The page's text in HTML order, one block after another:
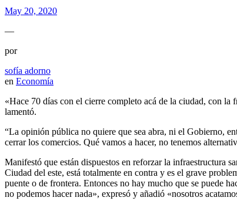
May 20, 2020
—
por
sofía adorno
en Economía
«Hace 70 días con el cierre completo acá de la ciudad, con
lamentó.
“La opinión pública no quiere que sea abra, ni el Gobierno,
cerrar los comercios. Qué vamos a hacer, no tenemos
Manifestó que están dispuestos en reforzar la infraestructura
Ciudad del este, está totalmente en contra y es el grave
puente o de frontera. Entonces no hay mucho que se puede
no podemos hacer nada», expresó y añadió «nosotros